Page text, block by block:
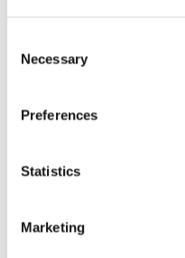
Selection
Necessary
Preferences
Statistics
Marketing